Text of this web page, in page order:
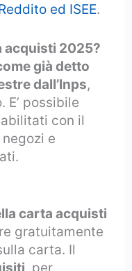
ed ISEE.
acquisti 2025?
già detto
dall’Inps,
E’ possibile
con il
negozi e
carta acquisti
gratuitamente
carta. Il